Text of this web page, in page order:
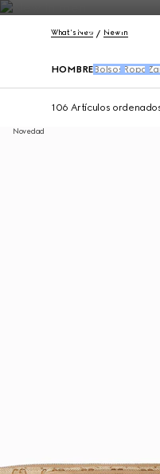
Póngase en
What's New New In
HOMBRE Bolsos Ropa
106 Artículos
Novedad